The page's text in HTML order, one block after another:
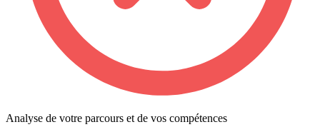
Analyse de votre parcours et de vos compétences